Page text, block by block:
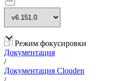
Режим фокусировки
Документация
/
Документация Clouden